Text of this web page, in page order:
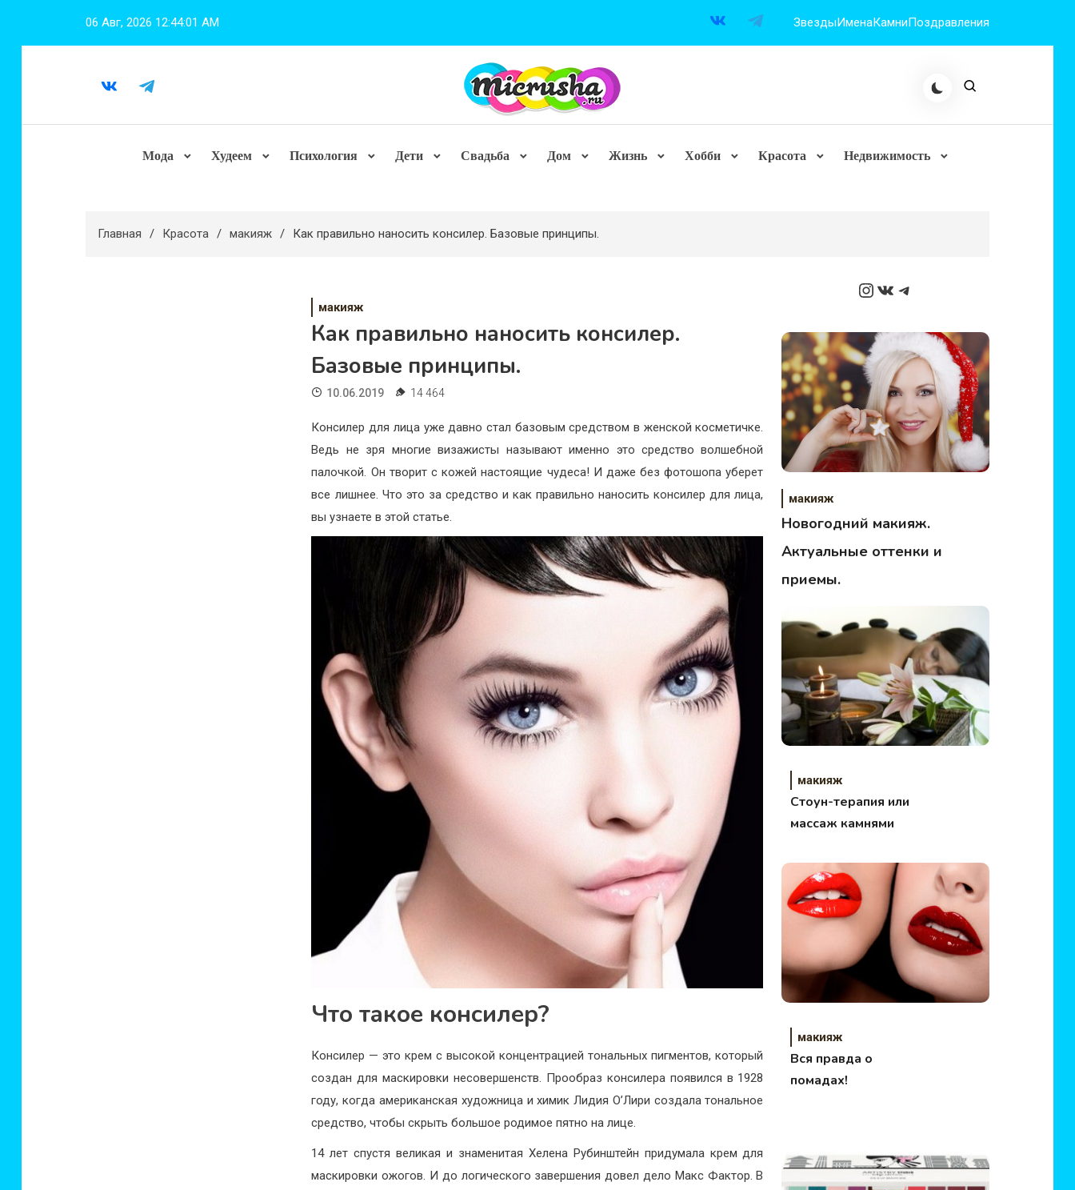
06 Авг, 2026 12:44:03 AM ЗвездыИменаКамниПоздравления
Мода Худеем Психология Дети Свадьба Дом Жизнь Хобби Красота Недвижимость
Главная Красота макияж Как правильно наносить консилер. Базовые принципы.
макияж
Как правильно наносить консилер.
Базовые принципы.
10.06.2019 14 464
Консилер для лица уже давно стал базовым средством в женской косметичке.
Ведь не зря многие визажисты называют именно это средство волшебной
палочкой. Он творит с кожей настоящие чудеса! И даже без фотошопа уберет
все лишнее. Что это за средство и как правильно наносить консилер для лица,
вы узнаете в этой статье.
Что такое консилер?
Консилер — это крем с высокой концентрацией тональных пигментов, который
создан для маскировки несовершенств. Прообраз консилера появился в 1928
году, когда американская художница и химик Лидия О’Лири создала тональное
средство, чтобы скрыть большое родимое пятно на лице.
14 лет спустя великая и знаменитая Хелена Рубинштейн придумала крем для
маскировки ожогов. И до логического завершения довел дело Макс Фактор. В
Instagram
ВКонтакте
Telegram
макияж
Новогодний макияж.
Актуальные оттенки и
приемы.
макияж
Стоун-терапия или
массаж камнями
макияж
Вся правда о
помадах!